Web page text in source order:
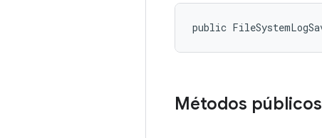
public
Métodos públicos